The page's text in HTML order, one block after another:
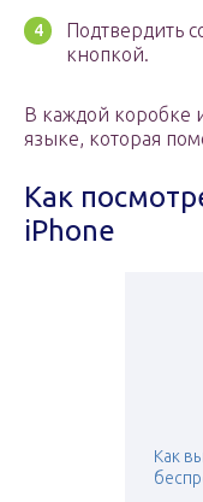
Подтвердить
кнопкой.
В каждой коробке
языке, которая
Как
iPhone
Как